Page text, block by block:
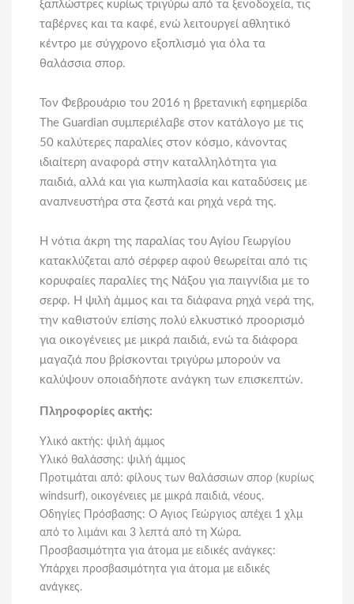
ξαπλώστρες κυρίως τριγύρω από τα ξενοδοχεία, τις
ταβέρνες και τα καφέ, ενώ λειτουργεί αθλητικό
κέντρο με σύγχρονο εξοπλισμό για όλα τα
θαλάσσια σπορ.
Τον Φεβρουάριο του 2016 η βρετανική εφημερίδα
The Guardian συμπεριέλαβε στον κατάλογο με τις
50 καλύτερες παραλίες στον κόσμο, κάνοντας
ιδιαίτερη αναφορά στην καταλληλότητα για
παιδιά, αλλά και για κωπηλασία και καταδύσεις με
αναπνευστήρα στα ζεστά και ρηχά νερά της.
Η νότια άκρη της παραλίας του Αγίου Γεωργίου
κατακλύζεται από σέρφερ αφού θεωρείται από τις
κορυφαίες παραλίες της Νάξου για παιγνίδια με το
σερφ. Η ψιλή άμμος και τα διάφανα ρηχά νερά της,
την καθιστούν επίσης πολύ ελκυστικό προορισμό
για οικογένειες με μικρά παιδιά, ενώ τα διάφορα
μαγαζιά που βρίσκονται τριγύρω μπορούν να
καλύψουν οποιαδήποτε ανάγκη των επισκεπτών.
Πληροφορίες ακτής:
Υλικό ακτής: ψιλή άμμος
Υλικό θαλάσσης: ψιλή άμμος
Προτιμάται από: φίλους των θαλάσσιων σπορ (κυρίως
windsurf), οικογένειες με μικρά παιδιά, νέους.
Οδηγίες Πρόσβασης: Ο Άγιος Γεώργιος απέχει 1 χλμ
από το λιμάνι και 3 λεπτά από τη Χώρα.
Προσβασιμότητα για άτομα με ειδικές ανάγκες:
Υπάρχει προσβασιμότητα για άτομα με ειδικές
ανάγκες.